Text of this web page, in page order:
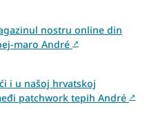
nostru online din
maro André ↗
i u našoj hrvatskoj
patchwork tepih André ↗